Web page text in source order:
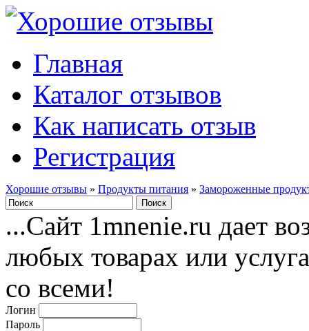
Главная
Каталог отзывов
Как написать отзыв
Регистрация
Хорошие отзывы » Продукты питания » Замороженные
...Сайт 1mnenie.ru дает
любых товарах или
со всеми!
Логин
Пароль